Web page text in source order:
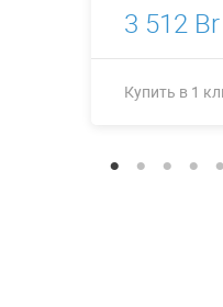
3 512 Br
Купить в 1